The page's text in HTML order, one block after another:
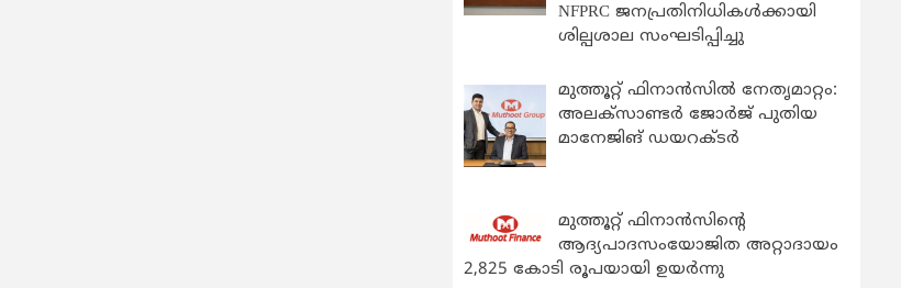
NFPRC ജനപ്രതിനിധികൾക്കായി
ശില്പശാല സംഘടിപ്പിച്ചു
മുത്തൂറ്റ് ഫിനാൻസിൽ നേതൃമാറ്റം:
അലക്സാണ്ടർ ജോർജ് പുതിയ
മാനേജിങ് ഡയറക്ടർ
മുത്തൂറ്റ് ഫിനാൻസിന്റെ
ആദ്യപാദസംയോജിത അറ്റാദായം
2,825 കോടി രൂപയായി ഉയർന്നു